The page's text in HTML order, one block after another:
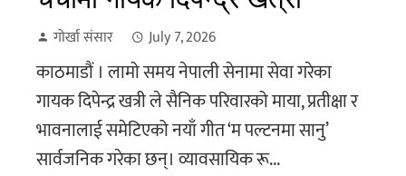
गोर्खा संसार July 7, 2026
काठमाडौं । लामो समय नेपाली सेनामा सेवा गरेका
गायक दिपेन्द्र खत्री ले सैनिक परिवारको माया, प्रतीक्षा र
भावनालाई समेटिएको नयाँ गीत ‘म पल्टनमा सानु’
सार्वजनिक गरेका छन्। व्यावसायिक रू...